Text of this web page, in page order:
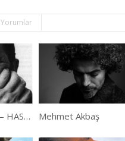
Yorumlar
Ahmed Arif Şiirleri – HASRETİNDEN PRANGALAR ESKİTTİM Mehmet Akbaş